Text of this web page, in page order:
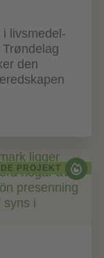
livsmedel-
den
PROJEKT